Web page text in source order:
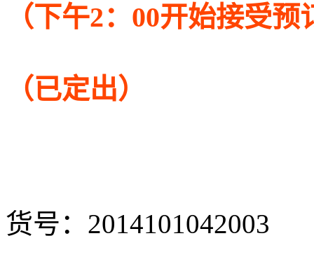
（下午2：00开始接受
（已定出）
货号：2014101042003